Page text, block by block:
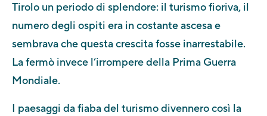
Tirolo un periodo di splendore: il turismo fioriva, il
numero degli ospiti era in costante ascesa e
sembrava che questa crescita fosse inarrestabile.
La fermò invece l’irrompere della Prima Guerra
Mondiale.
I paesaggi da fiaba del turismo divennero così la